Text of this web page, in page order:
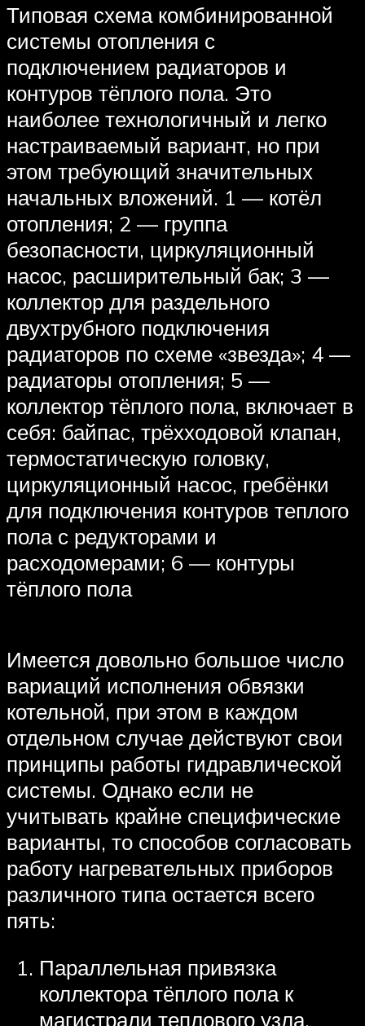
Типовая схема комбинированной
системы отопления с
подключением радиаторов и
контуров тёплого пола. Это
наиболее технологичный и легко
настраиваемый вариант, но при
этом требующий значительных
начальных вложений. 1 — котёл
отопления; 2 — группа
безопасности, циркуляционный
насос, расширительный бак; 3 —
коллектор для раздельного
двухтрубного подключения
радиаторов по схеме «звезда»; 4 —
радиаторы отопления; 5 —
коллектор тёплого пола, включает в
себя: байпас, трёхходовой клапан,
термостатическую головку,
циркуляционный насос, гребёнки
для подключения контуров теплого
пола с редукторами и
расходомерами; 6 — контуры
тёплого пола
Имеется довольно большое число
вариаций исполнения обвязки
котельной, при этом в каждом
отдельном случае действуют свои
принципы работы гидравлической
системы. Однако если не
учитывать крайне специфические
варианты, то способов согласовать
работу нагревательных приборов
различного типа остается всего
пять:
Параллельная привязка
коллектора тёплого пола к
магистрали теплового узла.